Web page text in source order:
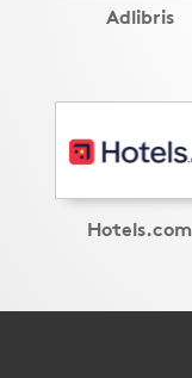
Adlibris
Hotels.com